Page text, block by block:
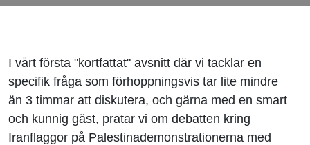
I vårt första "kortfattat" avsnitt där vi tacklar en
specifik fråga som förhoppningsvis tar lite mindre
än 3 timmar att diskutera, och gärna med en smart
och kunnig gäst, pratar vi om debatten kring
Iranflaggor på Palestinademonstrationerna med